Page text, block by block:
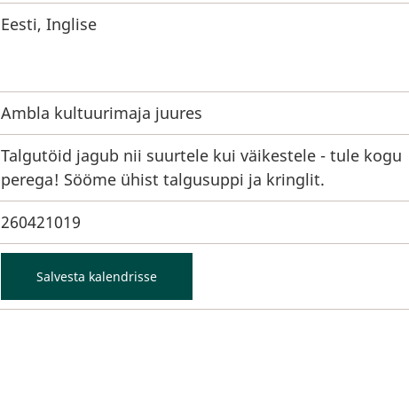
Eesti, Inglise
Ambla kultuurimaja juures
Talgutöid jagub nii suurtele kui väikestele - tule kogu
perega! Sööme ühist talgusuppi ja kringlit.
260421019
Salvesta kalendrisse